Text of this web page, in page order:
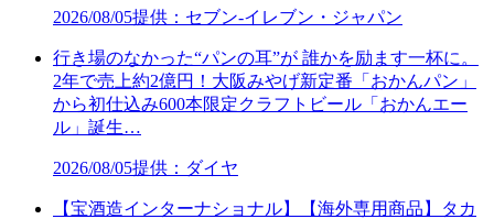
2026/08/05提供：セブン‐イレブン・ジャパン
行き場のなかった“パンの耳”が 誰かを励ます一杯に。
2年で売上約2億円！大阪みやげ新定番「おかんパン」
から初仕込み600本限定クラフトビール「おかんエー
ル」誕生…
2026/08/05提供：ダイヤ
【宝酒造インターナショナル】【海外専用商品】タカ